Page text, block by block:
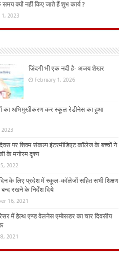
समय क्यों नहीं किए जाते हैं शुभ कार्य ?
2023
ज़िंदगी भी एक नदी है- अजय शेखर
February 1, 2026
का अभिमुखीकरण कर स्कूल रेडीनेस का हुआ
पर शिवम संकल्प इंटरमीडिएट कॉलेज के बच्चों ने
के मनोरम दृश्य
2022
के लिए प्रदेश में स्कूल-कॉलेजों सहित सभी शिक्षण
रखने के निर्देश दिये
16, 2021
में हेल्थ एण्ड वेलनेस एम्बेसडर का चार दिवसीय
2021